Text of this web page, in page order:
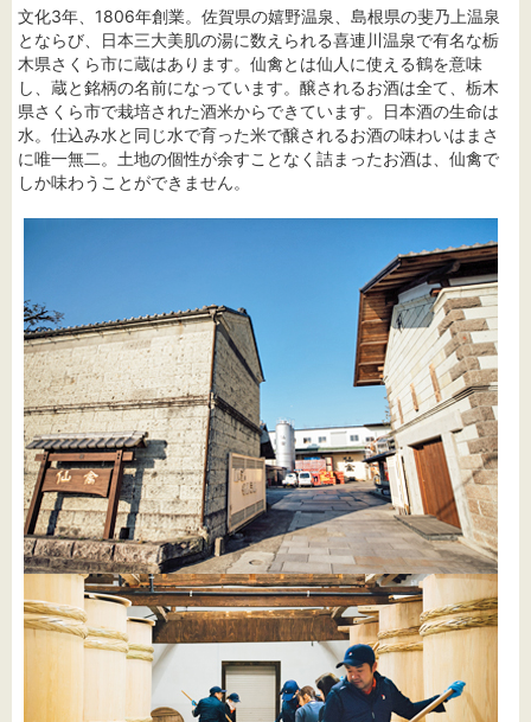
文化3年、1806年創業。佐賀県の嬉野温泉、島根県の斐乃上温泉
とならび、日本三大美肌の湯に数えられる喜連川温泉で有名な栃
木県さくら市に蔵はあります。仙禽とは仙人に使える鶴を意味
し、蔵と銘柄の名前になっています。醸されるお酒は全て、栃木
県さくら市で栽培された酒米からできています。日本酒の生命は
水。仕込み水と同じ水で育った米で醸されるお酒の味わいはまさ
に唯一無二。土地の個性が余すことなく詰まったお酒は、仙禽で
しか味わうことができません。